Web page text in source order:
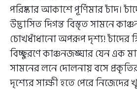
পরিষ্কার আকাশে পূর্ণিমার চাঁদ।
উদ্ভাসিত দিগন্ত বিস্তৃত সামনে
চোখধাঁধানো অপরূপ দৃশ্য! চাঁদের
বিচ্ছুরণে কাঞ্চনজঙ্ঘার যেন এক
সামনের লনে দোলনায় বসে
দৃশ্যের সাক্ষী হতে পেরে নিজেদের